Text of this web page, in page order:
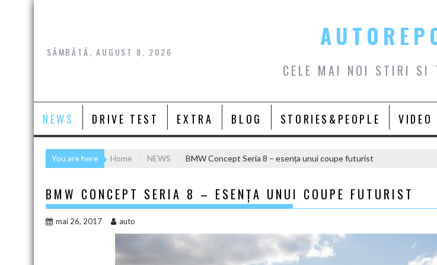
Skip
SÂMBĂTĂ, AUGUST 8, 2026
CELE MAI NOI STIRI SI
NEWS DRIVE TEST EXTRA BLOG STORIES&PEOPLE VIDEO
You are here Home NEWS BMW Concept Seria 8 – esența unui coupe futurist
BMW CONCEPT SERIA 8 – ESENȚA UNUI COUPE FUTURIST
mai 26, 2017 auto